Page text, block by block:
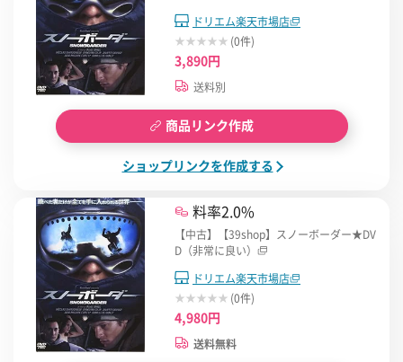
ドリエム楽天市場店
(0件)
3,890円
送料別
商品リンク作成
ショップリンクを作成する
料率2.0%
【中古】【39shop】スノーボーダー★DV
D（非常に良い）
ドリエム楽天市場店
(0件)
4,980円
送料無料